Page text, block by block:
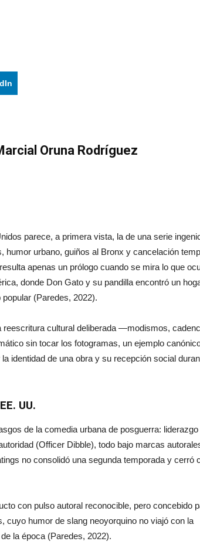
Oruna Rodríguez
parece, a primera vista, la de una serie
humor urbano, guiños al Bronx y cancelación
apenas un prólogo cuando se mira lo que
donde Don Gato y su pandilla encontró un
(Paredes, 2022).
reescritura cultural deliberada —modismos,
sin tocar los fotogramas, un ejemplo
identidad de una obra y su recepción social
UU.
de la comedia urbana de posguerra: liderazgo
(Officer Dibble), todo bajo marcas
no consolidó una segunda temporada y cerró
con pulso autoral reconocible, pero concebido
humor de slang neoyorquino no viajó con la
la época (Paredes, 2022).